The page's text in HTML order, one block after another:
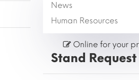
News
Human Resources
Online for your
Stand